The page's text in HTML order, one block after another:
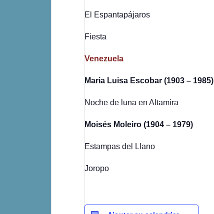
El Espantapájaros
Fiesta
Venezuela
Maria Luisa Escobar (1903 – 1985)
Noche de luna en Altamira
Moisés Moleiro (1904 – 1979)
Estampas del Llano
Joropo